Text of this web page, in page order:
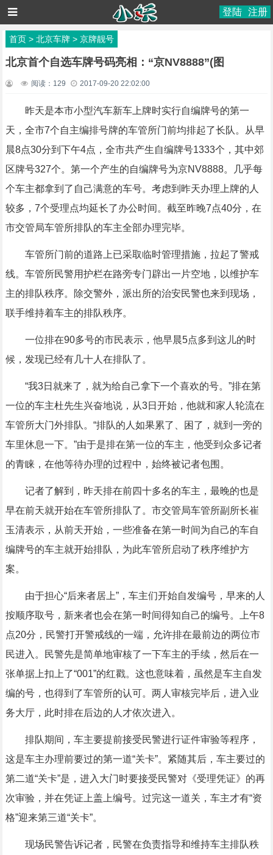
登陆 注册
首页> 北京车牌> 京牌靓号
北京首个自选车牌号码亮相：“京NV8888”(图
阅读： 129 2017-09-20 22:02:00
昨天是本市小型汽车新车上牌时实行自编牌号的第一
天，全市7个自主编排号牌的车管所门前均排起了长队。从早
晨8点30分到下午4点，全市共产生自编牌号1333个，其中郊
区牌号327个。第一个产生的自编牌号为京NV8888。几乎每
个车主都拿到了自己满意的车号。考虑到昨天办理上牌的人
较多，7个受理点均延长了办公时间。截至昨晚7点40分，在
市交管局车管所排队的车主全部办理完毕。
车管所门前的道路上已采取临时管理措施，拉起了警戒
线。车管所民警用护栏在路旁专门辟出一片空地，以维护车
主的排队秩序。除交警外，派出所的治安民警也来到现场，
联手维持着车主的排队秩序。
一位排在90多号的市民表示，他早晨5点多到这儿的时
候，发现已经有几十人在排队了。
“我3日就来了，就为给自己拿下一个喜欢的号。”排在第
一位的车主杜先生兴奋地说，从3日开始，他就和家人轮流在
车管所大门外排队。“排队的人如果累了、困了，就到一旁的
车里休息一下。”由于是排在第一位的车主，他受到众多记者
的青睐，在他等待办理的过程中，始终被记者包围。
记者了解到，昨天排在前四十多名的车主，最晚的也是
早在前天就开始在车管所排队了。市交管局车管所副所长崔
玉清表示，从前天开始，一些准备在第一时间为自己的车自
编牌号的车主就开始排队，为此车管所启动了秩序维护方
案。
由于担心“后来者居上”，车主们开始自发编号，早来的人
按顺序取号，新来者也会在第一时间得知自己的编号。上午8
点20分，民警打开警戒线的一端，允许排在最前边的两位市
民进入。民警先是简单地审核了一下车主的手续，然后在一
张单据上扣上了“001”的红戳。这也意味着，虽然是车主自发
编的号，也得到了车管所的认可。两人审核完毕后，进入业
务大厅，此时排在后边的人才依次进入。
排队期间，车主要提前接受民警进行证件审验等程序，
这是车主办理前要过的第一道“关卡”。紧随其后，车主要过的
第二道“关卡”是，进入大门时要接受民警对《受理凭证》的再
次审验，并在凭证上盖上编号。过完这一道关，车主才有“资
格”迎来第三道“关卡”。
现场民警告诉记者，民警在负责指导和维持车主排队秩